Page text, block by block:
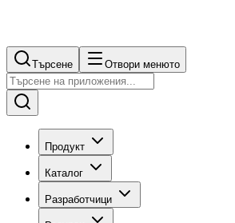
Търсене Отвори менюто
Продукт
Каталог
Разработчици